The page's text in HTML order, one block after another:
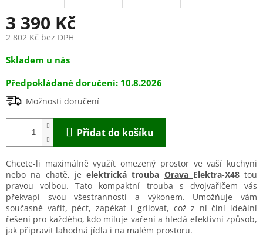
3 390 Kč
2 802 Kč bez DPH
Měrná
cena:
Skladem u nás
10.8.2026
Možnosti doručení
Přidat do košíku
Chcete-li maximálně využít omezený prostor ve vaší kuchyni
nebo na chatě, je elektrická trouba Orava Elektra-X48tou
pravou volbou. Tato kompaktní trouba s dvojvařičem vás
překvapí svou všestranností a výkonem. Umožňuje vám
současně vařit, péct, zapékat i grilovat, což z ní činí ideální
řešení pro každého, kdo miluje vaření a hledá efektivní způsob,
jak připravit lahodná jídla i na malém prostoru.